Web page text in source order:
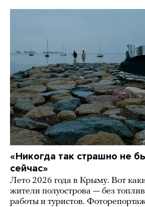
«Никогда так страшно не
сейчас»
Лето 2026 года в Крыму. Вот
жители полуострова — без
работы и туристов.